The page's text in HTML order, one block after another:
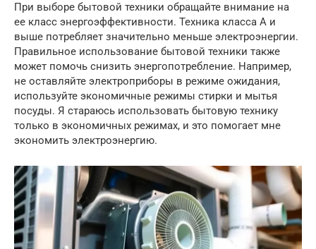
При выборе бытовой техники обращайте внимание на
ее класс энергоэффективности. Техника класса А и
выше потребляет значительно меньше электроэнергии.
Правильное использование бытовой техники также
может помочь снизить энергопотребление. Например,
не оставляйте электроприборы в режиме ожидания,
используйте экономичные режимы стирки и мытья
посуды. Я стараюсь использовать бытовую технику
только в экономичных режимах, и это помогает мне
экономить электроэнергию.